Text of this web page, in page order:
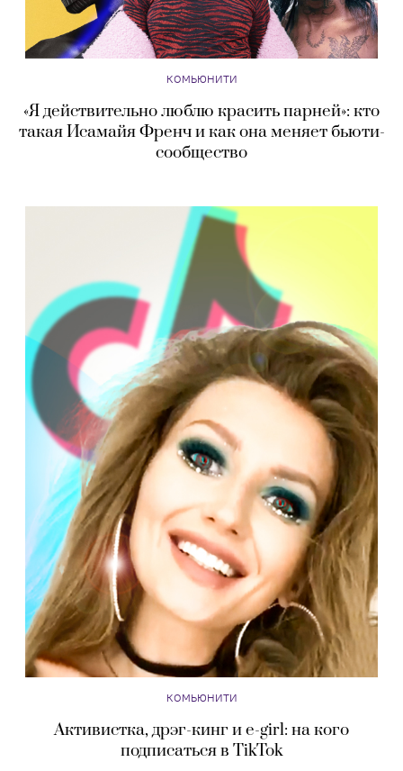
КОМЬЮНИТИ
«Я действительно люблю красить парней»: кто
такая Исамайя Френч и как она меняет бьюти-
сообщество
КОМЬЮНИТИ
Активистка, дрэг-кинг и e-girl: на кого
подписаться в TikTok